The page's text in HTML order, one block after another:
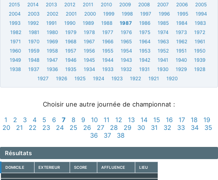
2015
2014 2013 2012 2011 2010 2009 2008 2007 2006
2005
2004
2003 2002 2001 2000 1999 1998 1997 1996 1995
1994
1993
1992 1991 1990 1989 1988 1987 1986 1985 1984
1983
1982
1981 1980 1979 1978 1977 1976 1975 1974 1973
1972
1971
1970 1969 1968 1967 1966 1965 1964 1963 1962
1961
1960
1959 1958 1957 1956 1955 1954 1953 1952 1951
1950
1949
1948 1947 1946 1945 1944 1943 1942 1941 1940
1939
1938
1937 1936 1935 1934 1933 1932 1931 1930 1929
1928
1927
1926 1925 1924 1923 1922 1921 1920
Choisir une autre journée de championnat :
1
2 3 4 5 6 7 8 9 10 11 12 13 14 15 16 17 18
19
20
21 22 23 24 25 26 27 28 29 30 31 32 33 34
35
36
37 38
Résultats
DOMICILE EXTERIEUR SCORE AFFLUENCE LIEU